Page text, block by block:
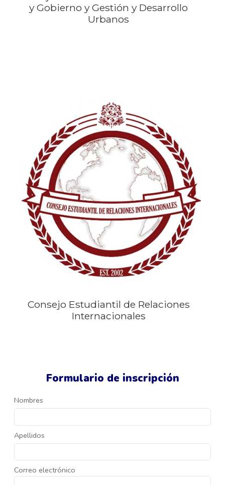
Formulario de inscripción
Nombres
Apellidos
Correo electrónico
y Gobierno y Gestión y Desarrollo
Urbanos
Consejo Estudiantil de Relaciones
Internacionales